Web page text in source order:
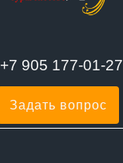
+7 905 177-01-27
Задать вопрос